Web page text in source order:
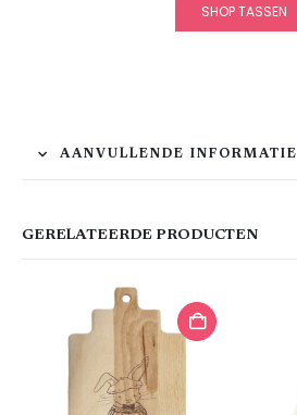
SHOP TASSEN
AANVULLENDE INFORMATIE
GERELATEERDE PRODUCTEN